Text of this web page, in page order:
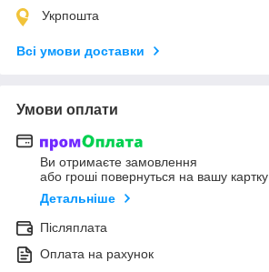
Укрпошта
Всі умови доставки
Умови оплати
Ви отримаєте замовлення
або гроші повернуться на вашу картку
Детальніше
Післяплата
Оплата на рахунок